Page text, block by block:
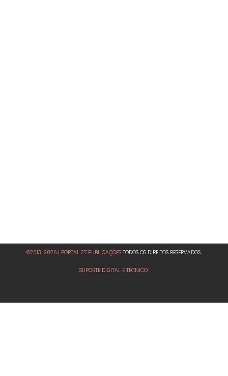
©2013-2026 | PORTAL 27 PUBLICAÇÕES TODOS OS DIREITOS RESERVADOS.
SUPORTE DIGITAL E TÉCNICO: